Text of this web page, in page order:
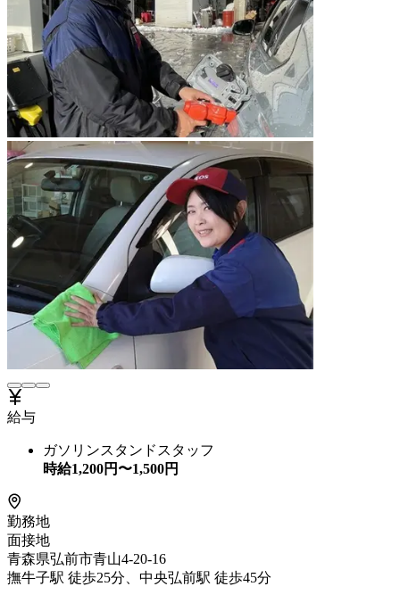
給与
ガソリンスタンドスタッフ
時給1,200円〜1,500円
勤務地
面接地
青森県弘前市青山4-20-16
撫牛子駅 徒歩25分、中央弘前駅 徒歩45分